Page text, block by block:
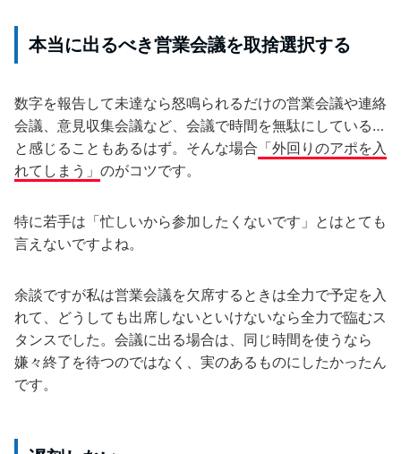
本当に出るべき営業会議を取捨選択する
数字を報告して未達なら怒鳴られるだけの営業会議や連絡
会議、意見収集会議など、会議で時間を無駄にしている…
と感じることもあるはず。そんな場合 「外回りのアポを入
れてしまう」 のがコツです。
特に若手は「忙しいから参加したくないです」とはとても
言えないですよね。
余談ですが私は営業会議を欠席するときは全力で予定を入
れて、どうしても出席しないといけないなら全力で臨むス
タンスでした。会議に出る場合は、同じ時間を使うなら
嫌々終了を待つのではなく、実のあるものにしたかったん
です。